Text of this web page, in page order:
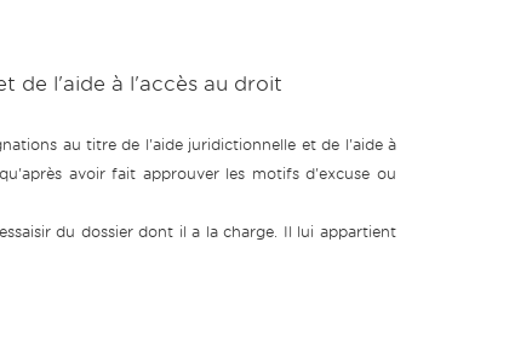
de l'aide à l'accès au droit
au titre de l'aide juridictionnelle et de l'aide à
avoir fait approuver les motifs d'excuse ou
du dossier dont il a la charge. Il lui appartient